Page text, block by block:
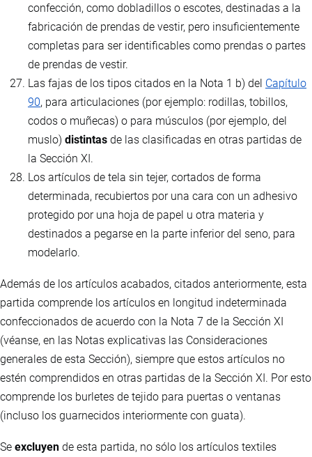
confección, como dobladillos o escotes, destinadas a la
fabricación de prendas de vestir, pero insuficientemente
completas para ser identificables como prendas o partes
de prendas de vestir.
Las fajas de los tipos citados en la Nota 1 b) del Capítulo
90, para articulaciones (por ejemplo: rodillas, tobillos,
codos o muñecas) o para músculos (por ejemplo, del
muslo) distintas de las clasificadas en otras partidas de
la Sección XI.
Los artículos de tela sin tejer, cortados de forma
determinada, recubiertos por una cara con un adhesivo
protegido por una hoja de papel u otra materia y
destinados a pegarse en la parte inferior del seno, para
modelarlo.
Además de los artículos acabados, citados anteriormente, esta
partida comprende los artículos en longitud indeterminada
confeccionados de acuerdo con la Nota 7 de la Sección XI
(véanse, en las Notas explicativas las Consideraciones
generales de esta Sección), siempre que estos artículos no
estén comprendidos en otras partidas de la Sección XI. Por esto
comprende los burletes de tejido para puertas o ventanas
(incluso los guarnecidos interiormente con guata).
Se excluyen de esta partida, no sólo los artículos textiles